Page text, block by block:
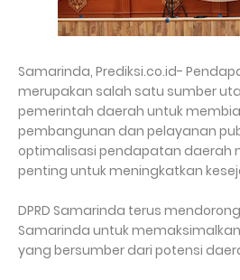
Samarinda, Prediksi.co.id-
merupakan salah satu sumber
pemerintah daerah untuk
pembangunan dan pelayanan
optimalisasi pendapatan daerah
penting untuk meningkatkan
DPRD Samarinda terus
Samarinda untuk
yang bersumber dari potensi